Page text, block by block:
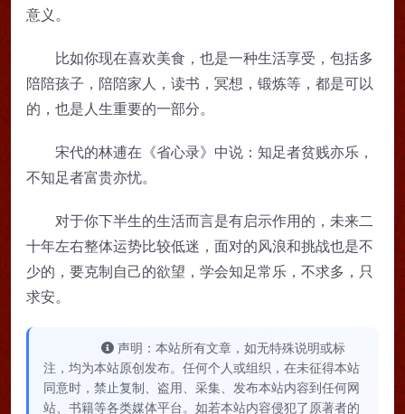
意义。
比如你现在喜欢美食，也是一种生活享受，包括多
陪陪孩子，陪陪家人，读书，冥想，锻炼等，都是可以
的，也是人生重要的一部分。
宋代的林逋在《省心录》中说：知足者贫贱亦乐，
不知足者富贵亦忧。
对于你下半生的生活而言是有启示作用的，未来二
十年左右整体运势比较低迷，面对的风浪和挑战也是不
少的，要克制自己的欲望，学会知足常乐，不求多，只
求安。
声明：本站所有文章，如无特殊说明或标
注，均为本站原创发布。任何个人或组织，在未征得本站
同意时，禁止复制、盗用、采集、发布本站内容到任何网
站、书籍等各类媒体平台。如若本站内容侵犯了原著者的